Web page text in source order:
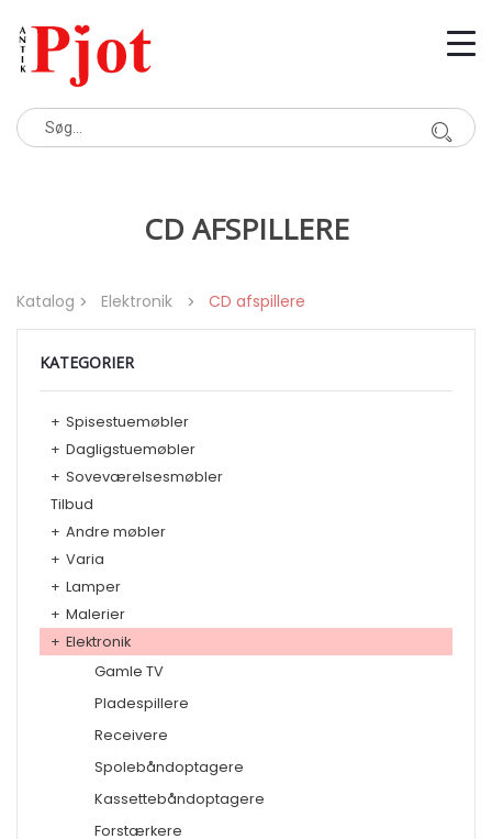
CD AFSPILLERE
Katalog Elektronik CD afspillere
KATEGORIER
+ Spisestuemøbler
+ Dagligstuemøbler
+ Soveværelsesmøbler
Tilbud
+ Andre møbler
+ Varia
+ Lamper
+ Malerier
+ Elektronik
Gamle TV
Pladespillere
Receivere
Spolebåndoptagere
Kassettebåndoptagere
Forstærkere